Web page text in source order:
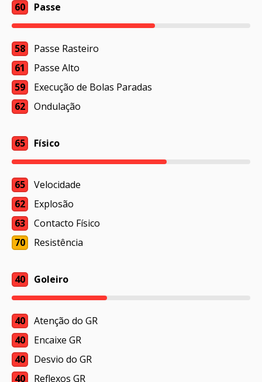
60 Passe
58
Passe Rasteiro
61
Passe Alto
59
Execução de Bolas Paradas
62
Ondulação
65 Físico
65
Velocidade
62
Explosão
63
Contacto Físico
70
Resistência
40 Goleiro
40
Atenção do GR
40
Encaixe GR
40
Desvio do GR
40
Reflexos GR